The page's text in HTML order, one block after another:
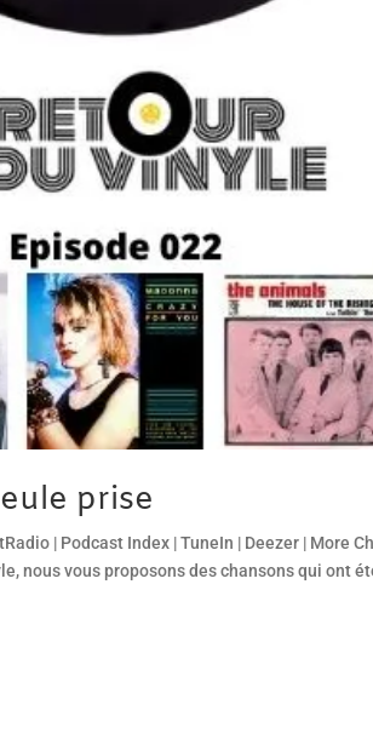
prise
| Podcast Index | TuneIn | Deezer | More
nous vous proposons des chansons qui ont